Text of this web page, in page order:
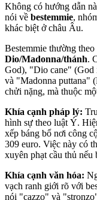
Không có hướng dẫn
nói về bestemmie,
khác biệt ở châu Âu.
Bestemmie thường
Dio/Madonna/thánh.
God), "Dio cane" (God
và "Madonna puttana"
chửi nặng, mà thuộc
Khía cạnh pháp lý:
hình sự theo luật Ý.
xếp báng bổ nơi công
309 euro. Việc này có
xuyên phạt cầu thủ nếu
Khía cạnh văn hóa:
vạch ranh giới rõ với
nói "cazzo" và